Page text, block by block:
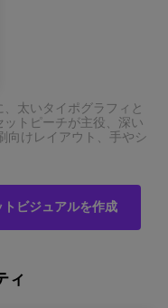
太いタイポグラフィと
トピーチが主役、深い
向けレイアウト、手やシ
ビジュアルを作成
ィ